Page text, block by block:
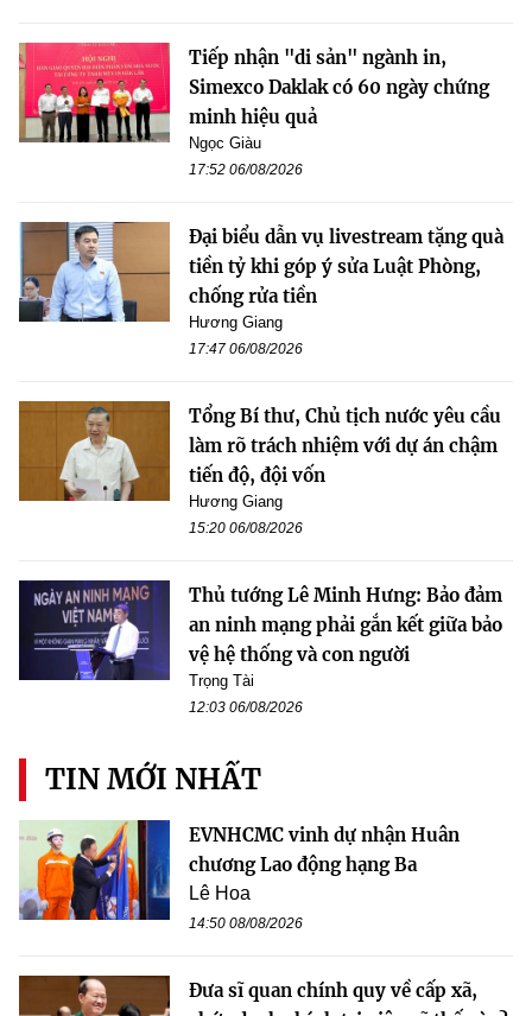
Tiếp nhận "di sản" ngành in,
Simexco Daklak có 60 ngày chứng
minh hiệu quả
Ngọc Giàu
17:52 06/08/2026
Đại biểu dẫn vụ livestream tặng quà
tiền tỷ khi góp ý sửa Luật Phòng,
chống rửa tiền
Hương Giang
17:47 06/08/2026
Tổng Bí thư, Chủ tịch nước yêu cầu
làm rõ trách nhiệm với dự án chậm
tiến độ, đội vốn
Hương Giang
15:20 06/08/2026
Thủ tướng Lê Minh Hưng: Bảo đảm
an ninh mạng phải gắn kết giữa bảo
vệ hệ thống và con người
Trọng Tài
12:03 06/08/2026
TIN MỚI NHẤT
EVNHCMC vinh dự nhận Huân
chương Lao động hạng Ba
Lê Hoa
14:50 08/08/2026
Đưa sĩ quan chính quy về cấp xã,